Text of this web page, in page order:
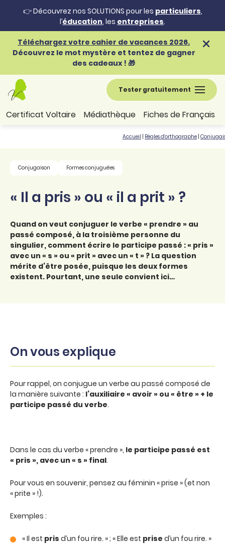
👉 Découvrez nos SOLUTIONS pour les particuliers,
l’éducation, les entreprises.
Téléchargez votre cahier de vacances 2026.
Découvrez le mot mystère et tentez de gagner
des cadeaux ! 🎁
Tester gratuitement
Certificat Voltaire Médiathèque Fiches de Français
Accueil Règles d'orthographe
Conjugaison Formes conjuguées
« Il a pris » ou « il a prit » ?
Quand on veut conjuguer le verbe « prendre » au
passé composé, à la troisième personne du
singulier, comment écrire le participe passé : « pris »
avec un « s » ou « prit » avec un « t » ? La question
mérite d’être posée, puisque les deux formes
existent. Pourtant, une seule convient ici…
On vous explique
Pour rappel, on conjugue un verbe au passé composé de
la manière suivante : l’auxiliaire « avoir » ou « être » + le
participe passé du verbe.
Dans le cas du verbe « prendre », le participe passé est
« pris », avec un « s » final.
Pour vous en souvenir, pensez au féminin « prise » (et non
« prite » !).
Exemples :
« Il est pris d’un fou rire. » ; « Elle est prise d’un fou rire. »